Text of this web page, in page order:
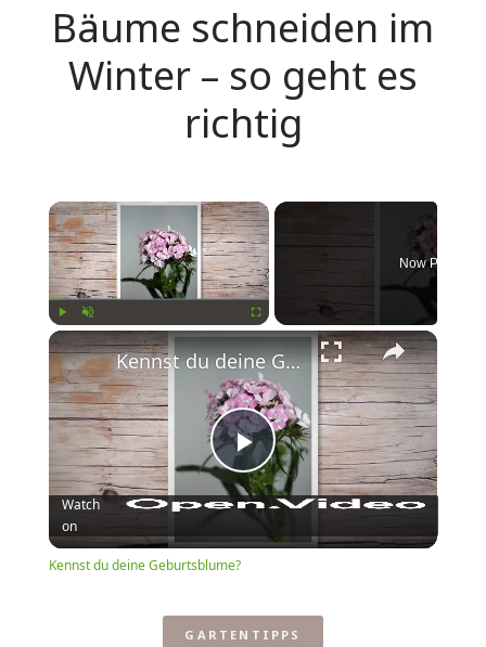
Bäume schneiden im
Winter – so geht es
richtig
Fullscreen
Now Playing
Play
Video
Kennst du deine Geburtsblume?
Watch
on
Kennst du deine Geburtsblume?
GARTENTIPPS